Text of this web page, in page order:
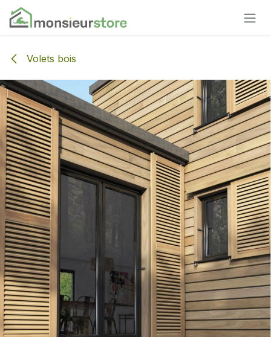
Se rendre au contenu
Volets bois